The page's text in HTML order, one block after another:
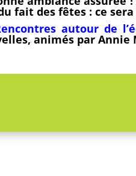
fait des fêtes : ce
autour de
animés par